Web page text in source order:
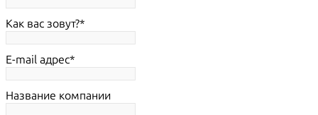
Как вас зовут?
E-mail адрес
Название компании